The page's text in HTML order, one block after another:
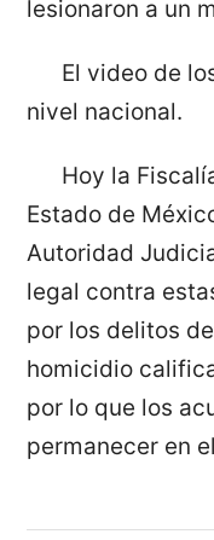
lesionaron a un
El video de
nivel nacional.
Hoy la
Estado de
Autoridad
legal contra
por los delitos
homicidio
por lo que los
permanecer en